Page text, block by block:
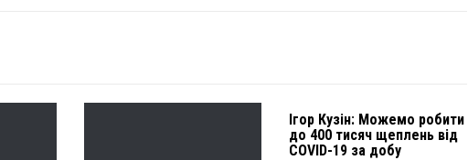
Ігор Кузін: Можемо робити
до 400 тисяч щеплень від
COVID-19 за добу